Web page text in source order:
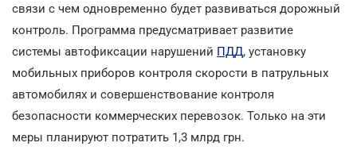
связи с чем одновременно будет развиваться дорожный
контроль. Программа предусматривает развитие
системы автофиксации нарушений ПДД, установку
мобильных приборов контроля скорости в патрульных
автомобилях и совершенствование контроля
безопасности коммерческих перевозок. Только на эти
меры планируют потратить 1,3 млрд грн.